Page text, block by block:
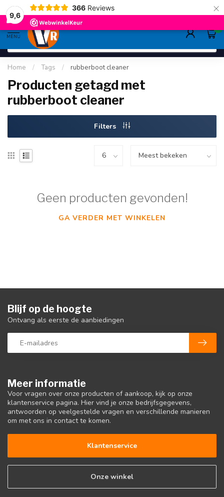
9,6
366 Reviews ×
deskundig adviessinds 1948 ruim
MENU
0
Home / Tags / rubberboot cleaner
Producten getagd met
rubberboot cleaner
Filters
Geen producten gevonden!
GA VERDER MET WINKELEN
Meer informatie
Voor vragen over onze producten of aankoop, kijk op onze
klantenservice pagina. Hier vind je onze bedrijfsgegevens,
antwoorden op veelgestelde vragen en verschillende manieren
om met ons in contact te komen.
Klantenservice
Onze winkel
Blijf op de hoogte
Ontvang als eerste de aanbiedingen